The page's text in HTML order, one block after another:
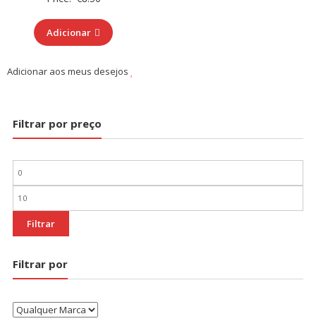
Adicionar
Adicionar aos meus desejos
Filtrar por preço
Preço
mínimo
Preço
máximo
Filtrar
Filtrar por